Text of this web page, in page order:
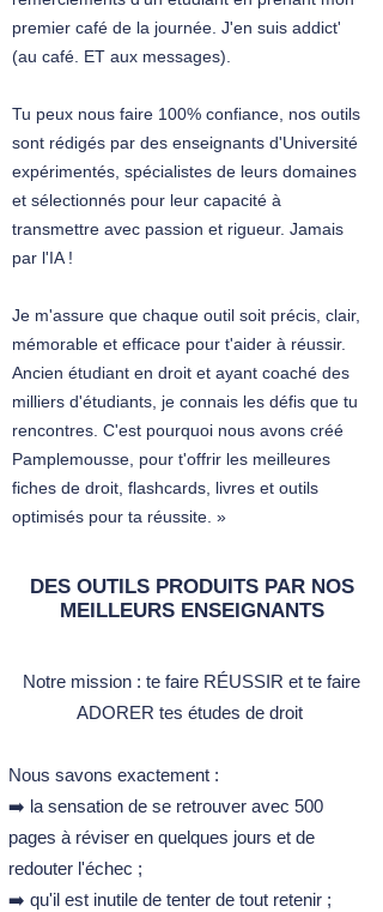
premier café de la journée. J'en suis addict'
(au café. ET aux messages).
Tu peux nous faire 100% confiance, nos outils
sont rédigés par des enseignants d'Université
expérimentés, spécialistes de leurs domaines
et sélectionnés pour leur capacité à
transmettre avec passion et rigueur. Jamais
par l'IA !
Je m'assure que chaque outil soit précis, clair,
mémorable et efficace pour t'aider à réussir.
Ancien étudiant en droit et ayant coaché des
milliers d'étudiants, je connais les défis que tu
rencontres. C'est pourquoi nous avons créé
Pamplemousse, pour t'offrir les meilleures
fiches de droit, flashcards, livres et outils
optimisés pour ta réussite. »
DES OUTILS PRODUITS PAR NOS
MEILLEURS ENSEIGNANTS
Notre mission :​ te faire RÉUSSIR et te faire
ADORER tes études de droit ​
Nous savons exactement :
➡️ la sensation de se retrouver avec 500
pages à réviser en quelques jours et de
redouter l'échec ;
➡️ qu'il est inutile de tenter de tout retenir ;